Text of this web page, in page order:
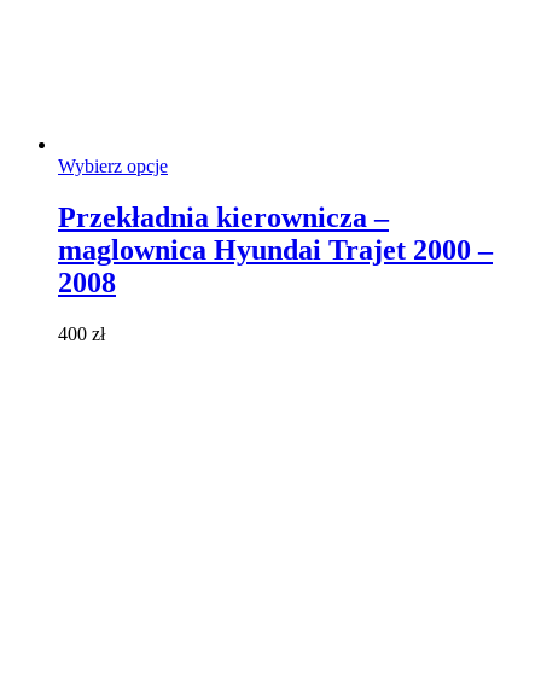
Wybierz opcjeTen
ma
wiele
wariantów.
Przekładnia kierownicza –
maglownica Hyundai Trajet 2000 –
2008
400 zł